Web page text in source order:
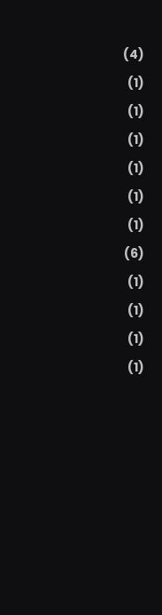
(4)
(1)
(1)
(1)
(1)
(1)
(1)
(6)
(1)
(1)
(1)
(1)